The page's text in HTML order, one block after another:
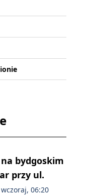
na bydgoskim
przy ul.
wczoraj, 06:20